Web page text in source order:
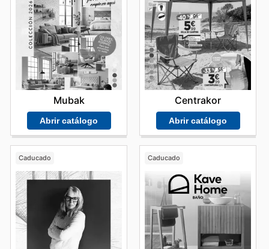
Mubak
Abrir catálogo
Centrakor
Abrir catálogo
Caducado Caducado